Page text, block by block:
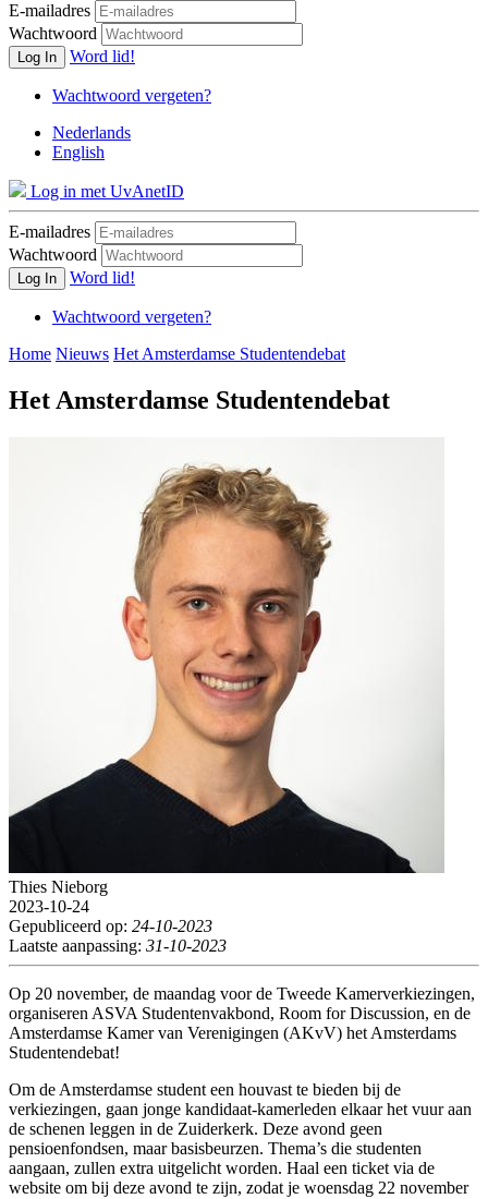
E-mailadres
Wachtwoord
Log In Word lid!
Wachtwoord vergeten?
Nederlands
English
Log in met UvAnetID
E-mailadres
Wachtwoord
Log In Word lid!
Wachtwoord vergeten?
Home Nieuws Het Amsterdamse Studentendebat
Het Amsterdamse Studentendebat
Thies Nieborg
2023-10-24
Gepubliceerd op: 24-10-2023
Laatste aanpassing: 31-10-2023
Op 20 november, de maandag voor de Tweede Kamerverkiezingen,
organiseren ASVA Studentenvakbond, Room for Discussion, en de
Amsterdamse Kamer van Verenigingen (AKvV) het Amsterdams
Studentendebat!
Om de Amsterdamse student een houvast te bieden bij de
verkiezingen, gaan jonge kandidaat-kamerleden elkaar het vuur aan
de schenen leggen in de Zuiderkerk. Deze avond geen
pensioenfondsen, maar basisbeurzen. Thema’s die studenten
aangaan, zullen extra uitgelicht worden. Haal een ticket via de
website om bij deze avond te zijn, zodat je woensdag 22 november